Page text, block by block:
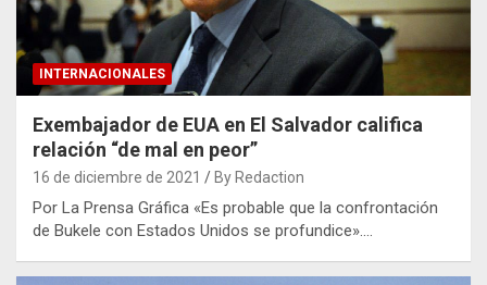
INTERNACIONALES
Exembajador de EUA en El Salvador califica
relación “de mal en peor”
16 de diciembre de 2021 By Redaction
Por La Prensa Gráfica «Es probable que la confrontación
de Bukele con Estados Unidos se profundice».…